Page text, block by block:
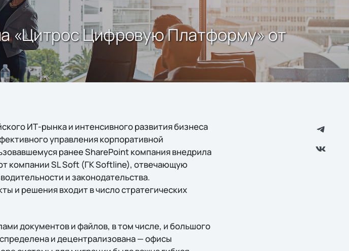
«Цитрос Цифровую Платформу» от
ИТ-рынка и интенсивного развития бизнеса
управления корпоративной
ранее SharePoint компания внедрила
компании SL Soft (ГК Softline), отвечающую
и законодательства.
и решения входит в число стратегических
документов и файлов, в том числе, и большого
и децентрализована — офисы